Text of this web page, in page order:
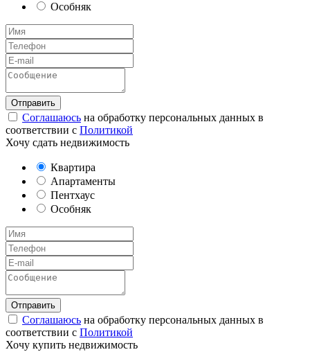
Особняк
Соглашаюсь на обработку персональных данных в
соответствии с Политикой
Хочу сдать недвижимость
Квартира
Апартаменты
Пентхаус
Особняк
Соглашаюсь на обработку персональных данных в
соответствии с Политикой
Хочу купить недвижимость